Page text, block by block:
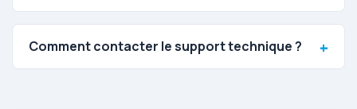
Comment contacter le support technique ?